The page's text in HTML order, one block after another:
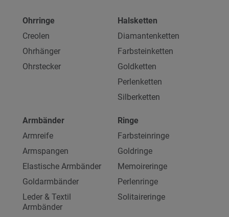
Ohrringe
Creolen
Ohrhänger
Ohrstecker
Halsketten
Diamantenketten
Farbsteinketten
Goldketten
Perlenketten
Silberketten
Armbänder
Armreife
Armspangen
Elastische Armbänder
Goldarmbänder
Leder & Textil
Armbänder
Ringe
Farbsteinringe
Goldringe
Memoireringe
Perlenringe
Solitaireringe